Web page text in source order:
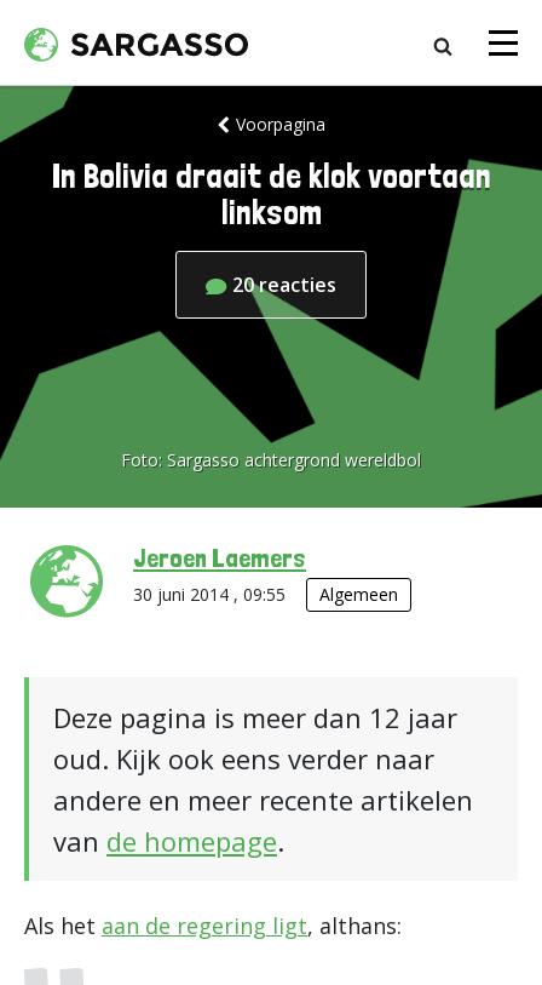
Voorpagina
In Bolivia draait de klok voortaan
linksom
20reacties
Foto: Sargasso achtergrond wereldbol
Jeroen Laemers
30 juni 2014 , 09:55 Algemeen
Deze pagina is meer dan 12 jaar
oud. Kijk ook eens verder naar
andere en meer recente artikelen
van de homepage.
Als het aan de regering ligt, althans: